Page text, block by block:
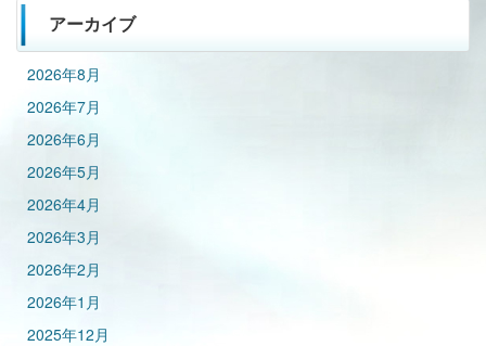
アーカイブ
2026年8月
2026年7月
2026年6月
2026年5月
2026年4月
2026年3月
2026年2月
2026年1月
2025年12月